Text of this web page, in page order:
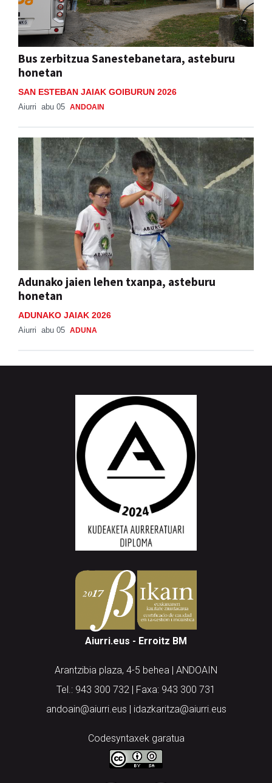
Bus zerbitzua Sanestebanetara, asteburu
honetan
SAN ESTEBAN JAIAK GOIBURUN 2026
Aiurri abu 05 ANDOAIN
Adunako jaien lehen txanpa, asteburu
honetan
ADUNAKO JAIAK 2026
Aiurri abu 05 ADUNA
Aiurri.eus - Erroitz BM
Arantzibia plaza, 4-5 behea | ANDOAIN
Tel.: 943 300 732 | Faxa: 943 300 731
andoain@aiurri.eus | idazkaritza@aiurri.eus
Codesyntaxek garatua